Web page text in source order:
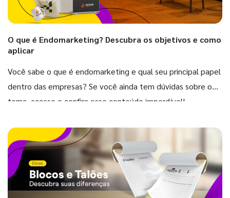
O que é Endomarketing? Descubra os objetivos e como
aplicar
Você sabe o que é endomarketing e qual seu principal papel
dentro das empresas? Se você ainda tem dúvidas sobre o
tema, acesse e confira esse conteúdo imperdível!